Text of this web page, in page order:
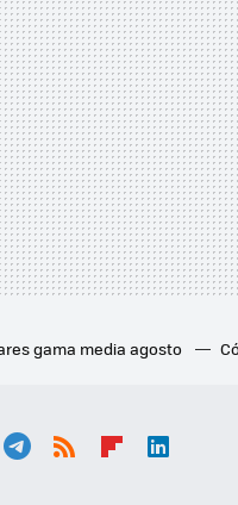
gama media agosto